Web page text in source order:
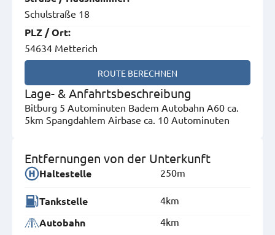
Schulstraße 18
PLZ /Ort:
54634 Metterich
ROUTE BERECHNEN
Lage- & Anfahrtsbeschreibung
Bitburg 5 Autominuten Badem Autobahn A60 ca.
5km Spangdahlem Airbase ca. 10 Autominuten
Entfernungen von der Unterkunft
Haltestelle 250m
Tankstelle 4km
Autobahn 4km